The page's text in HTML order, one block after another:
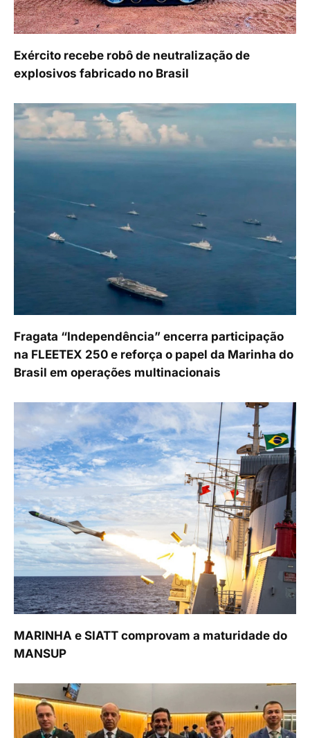
Exército recebe robô de neutralização de
explosivos fabricado no Brasil
Fragata “Independência” encerra participação
na FLEETEX 250 e reforça o papel da Marinha do
Brasil em operações multinacionais
MARINHA e SIATT comprovam a maturidade do
MANSUP